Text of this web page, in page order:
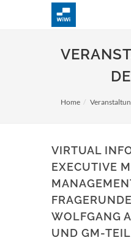
Home
VIRTUAL
EXECUTIVE
WOLFGANG
UND GM-